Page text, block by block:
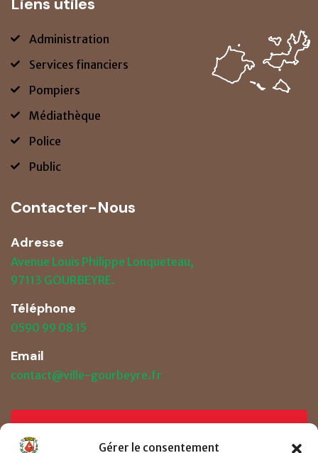
Gérer le consentement
Administration
Services financiers
Pompiers
Médiathèque
Police
Public
Contacter-Nous
Adresse
Avenue Louis Philippe Lonqueteau,
97113 GOURBEYRE.
Téléphone
0590 99 08 15
Email
contact@ville-gourbeyre.fr
Prendre un RDV